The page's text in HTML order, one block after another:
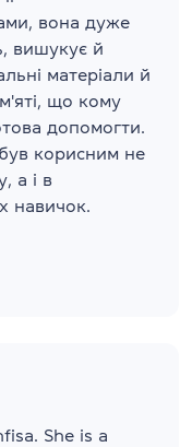
вона дуже
вишукує й
матеріали й
що кому
допомогти.
корисним не
а і в
навичок.
She is a